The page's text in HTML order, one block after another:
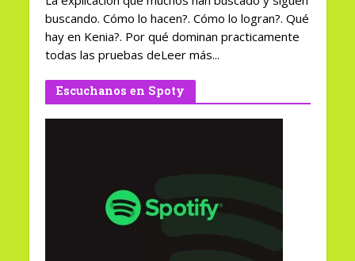
buscando. Cómo lo hacen?. Cómo lo logran?. Qué
hay en Kenia?. Por qué dominan practicamente
todas las pruebas deLeer más...
Escuchanos en Spoty